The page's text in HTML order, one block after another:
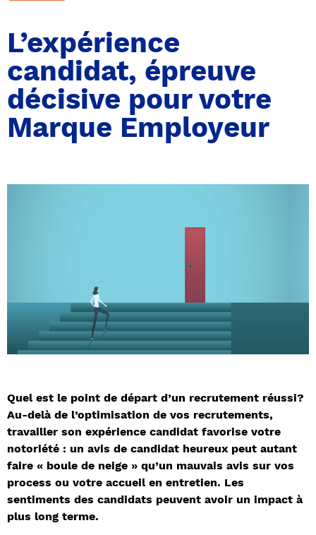
L’expérience
candidat, épreuve
décisive pour votre
Marque Employeur
Quel est le point de départ d’un recrutement réussi?
Au-delà de l’optimisation de vos recrutements,
travailler son expérience candidat favorise votre
notoriété : un avis de candidat heureux peut autant
faire « boule de neige » qu’un mauvais avis sur vos
process ou votre accueil en entretien. Les
sentiments des candidats peuvent avoir un impact à
plus long terme.